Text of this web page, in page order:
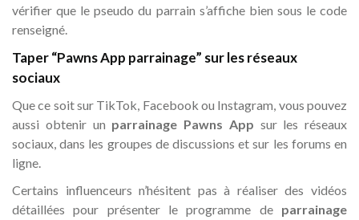
vérifier que le pseudo du parrain s’affiche bien sous le code
renseigné.
Taper “Pawns App parrainage” sur les réseaux
sociaux
Que ce soit sur TikTok, Facebook ou Instagram, vous pouvez
aussi obtenir un parrainage Pawns App sur les réseaux
sociaux, dans les groupes de discussions et sur les forums en
ligne.
Certains influenceurs n’hésitent pas à réaliser des vidéos
détaillées pour présenter le programme de parrainage